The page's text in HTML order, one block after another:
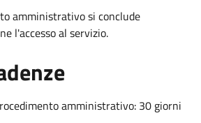
amministrativo si conclude
l'accesso al servizio.
amministrativo: 30 giorni